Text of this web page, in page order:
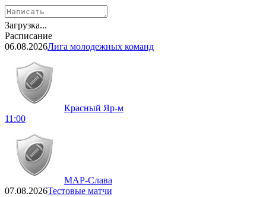
Загрузка...
Расписание
06.08.2026Лига молодежных команд
Красный Яр-м
11:00
МАР-Слава
07.08.2026Тестовые матчи